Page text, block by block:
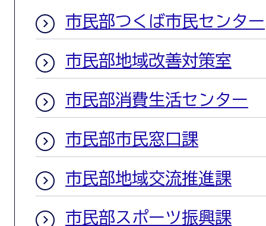
市民部つくば市民センター
市民部地域改善対策室
市民部消費生活センター
市民部市民窓口課
市民部地域交流推進課
市民部スポーツ振興課